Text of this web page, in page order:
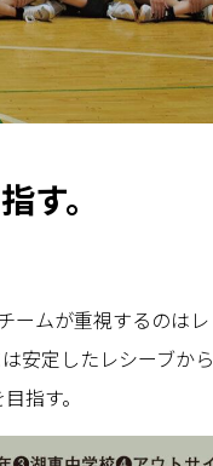
す。
ームが重視するのはレ
安定したレシーブから
指す。